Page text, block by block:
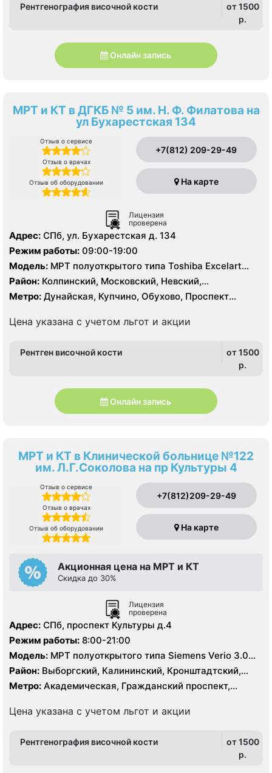
Рентгенография височной кости
от 1500
p.
Онлайн запись
МРТ и КТ в ДГКБ № 5 им. Н. Ф. Филатова на
ул Бухарестская 134
Отзыв о сервисе
Отзыв о врачах
Отзыв об оборудовании
+7(812) 209-29-49
На карте
Лицензия
проверена
Адрес: СПб, ул. Бухарестская д. 134
Режим работы: 09:00-19:00
Модель: МРТ полуоткрытого типа Toshiba Excelart
Vantage Atlas 1.5Т, КТ Toshiba Aquilion Prime 160
срезов, КТ Siemens Somatom 16 срезов
Район: Колпинский, Московский, Невский,
Фрунзенский
Метро: Дунайская, Купчино, Обухово, Проспект
Цена указана с учетом льгот и акции
Рентген височной кости
от 1500
p.
Онлайн запись
МРТ и КТ в Клинической больнице №122
им. Л.Г.Соколова на пр Культуры 4
Отзыв о сервисе
Отзыв о врачах
Отзыв об оборудовании
+7(812)209-29-49
На карте
Акционная цена на МРТ и КТ
Скидка до 30%
Лицензия
проверена
Адрес: СПб, проспект Культуры д.4
Режим работы: 8:00-21:00
Модель: МРТ полуоткрытого типа Siemens Verio 3.0
Тесла, МРТ GE Signa HDx 1.5 Тесла, КТ Siemens
Somatom Definition 64 среза
Район: Выборгский, Калининский, Кронштадтский,
Курортный, Ленинградская область, Приморский
Метро: Академическая, Гражданский проспект,
Политехническая, Проспект Просвещения, Удельная
Цена указана с учетом льгот и акции
Рентгенография височной кости
от 1500
p.